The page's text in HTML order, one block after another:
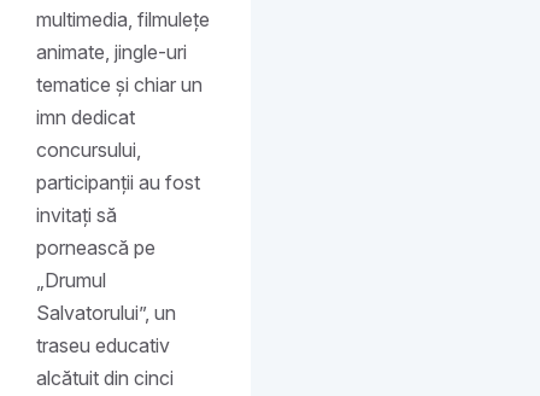
multimedia, filmulețe
animate, jingle-uri
tematice și chiar un
imn dedicat
concursului,
participanții au fost
invitați să
pornească pe
„Drumul
Salvatorului”, un
traseu educativ
alcătuit din cinci